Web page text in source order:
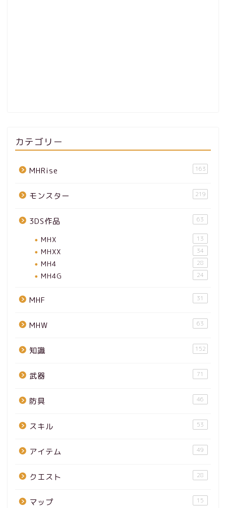
カテゴリー
MHRise 163
モンスター 219
3DS作品 63
MHX 13
MHXX 34
MH4 28
MH4G 24
MHF 31
MHW 63
知識 152
武器 71
防具 46
スキル 53
アイテム 49
クエスト 28
マップ 15